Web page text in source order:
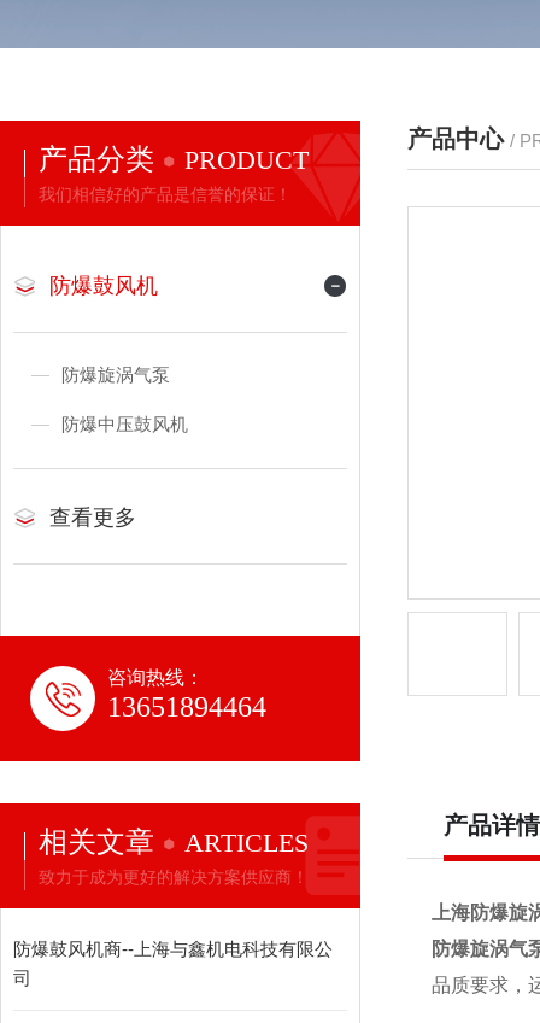
产品分类 PRODUCT
我们相信好的产品是信誉的保证！
防爆鼓风机
防爆旋涡气泵
防爆中压鼓风机
查看更多
咨询热线：
13651894464
相关文章 ARTICLES
致力于成为更好的解决方案供应商！
防爆鼓风机商--上海与鑫机电科技有限公
司
产品中心 /
产品详情
上海防爆旋
防爆旋涡气
品质要求，